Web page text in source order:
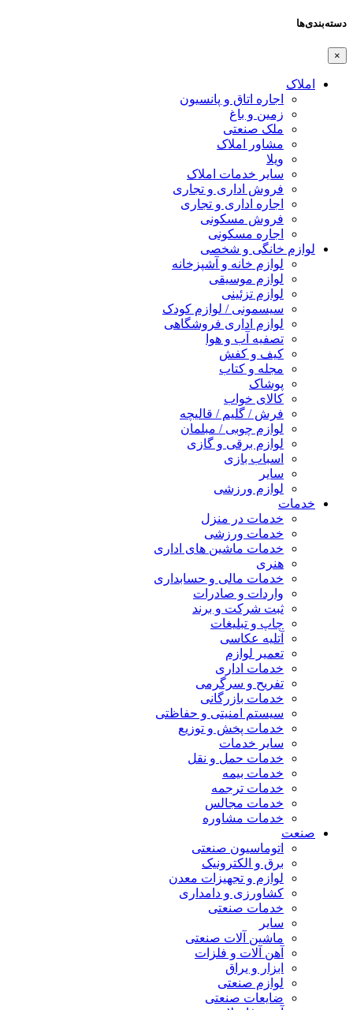
دسته‌بندی‌ها
×
املاک
اجاره اتاق و پانسیون
زمین و باغ
ملک صنعتی
مشاور املاک
ویلا
سایر خدمات املاک
فروش اداری و تجاری
اجاره اداری و تجاری
فروش مسکونی
اجاره مسکونی
لوازم خانگی و شخصی
لوازم خانه و آشپزخانه
لوازم موسیقی
لوازم تزئینی
سیسمونی / لوازم کودک
لوازم اداری فروشگاهی
تصفیه آب و هوا
کیف و کفش
مجله و کتاب
پوشاک
کالای خواب
فرش / گلیم / قالیچه
لوازم چوبی / مبلمان
لوازم برقی و گازی
اسباب بازی
سایر
لوازم ورزشی
خدمات
خدمات در منزل
خدمات ورزشی
خدمات ماشین های اداری
هنری
خدمات مالی و حسابداری
واردات و صادرات
ثبت شرکت و برند
چاپ و تبلیغات
آتلیه عکاسی
تعمیر لوازم
خدمات اداری
تفریح و سرگرمی
خدمات بازرگانی
سیستم امنیتی و حفاظتی
خدمات پخش و توزیع
سایر خدمات
خدمات حمل و نقل
خدمات بیمه
خدمات ترجمه
خدمات مجالس
خدمات مشاوره
صنعت
اتوماسیون صنعتی
برق و الکترونیک
لوازم و تجهیزات معدن
کشاورزی و دامداری
خدمات صنعتی
سایر
ماشین آلات صنعتی
آهن آلات و فلزات
ابزار و یراق
لوازم صنعتی
ضایعات صنعتی